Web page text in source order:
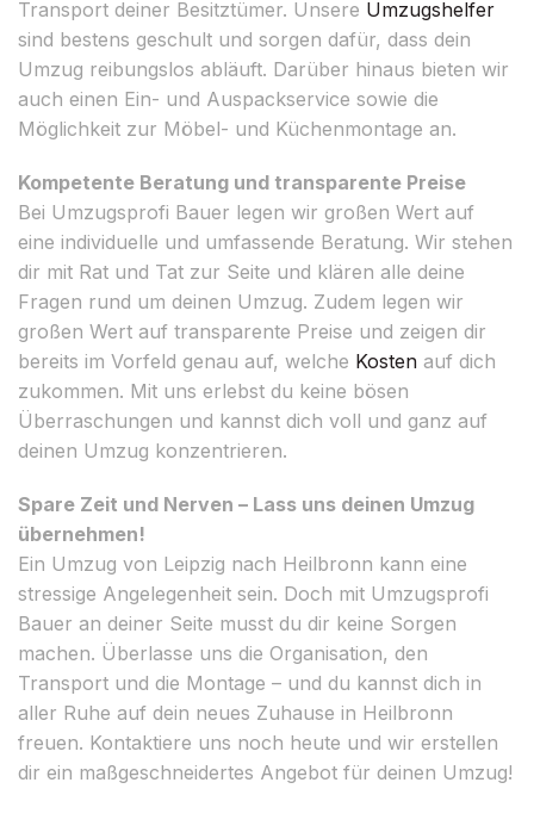
Transport deiner Besitztümer. Unsere Umzugshelfer
sind bestens geschult und sorgen dafür, dass dein
Umzug reibungslos abläuft. Darüber hinaus bieten wir
auch einen Ein- und Auspackservice sowie die
Möglichkeit zur Möbel- und Küchenmontage an.
Kompetente Beratung und transparente Preise
Bei Umzugsprofi Bauer legen wir großen Wert auf
eine individuelle und umfassende Beratung. Wir stehen
dir mit Rat und Tat zur Seite und klären alle deine
Fragen rund um deinen Umzug. Zudem legen wir
großen Wert auf transparente Preise und zeigen dir
bereits im Vorfeld genau auf, welche Kosten auf dich
zukommen. Mit uns erlebst du keine bösen
Überraschungen und kannst dich voll und ganz auf
deinen Umzug konzentrieren.
Spare Zeit und Nerven – Lass uns deinen Umzug
übernehmen!
Ein Umzug von Leipzig nach Heilbronn kann eine
stressige Angelegenheit sein. Doch mit Umzugsprofi
Bauer an deiner Seite musst du dir keine Sorgen
machen. Überlasse uns die Organisation, den
Transport und die Montage – und du kannst dich in
aller Ruhe auf dein neues Zuhause in Heilbronn
freuen. Kontaktiere uns noch heute und wir erstellen
dir ein maßgeschneidertes Angebot für deinen Umzug!